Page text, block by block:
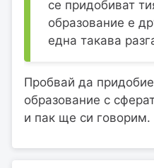
се придобиват
образование е
една такава
Пробвай да
образование с
и пак ще си говорим.